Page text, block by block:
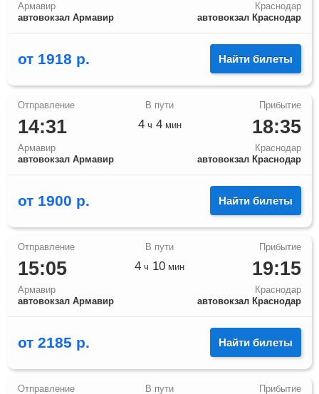
Армавир
автовокзал Армавир
Краснодар
автовокзал Краснодар
от 1918 р. Найти билеты
14:31
Армавир
автовокзал Армавир
18:35
Краснодар
автовокзал Краснодар
4ч 4мин
от 1900 р. Найти билеты
15:05
Армавир
автовокзал Армавир
19:15
Краснодар
автовокзал Краснодар
4 ч 10 мин
от 2185 р. Найти билеты